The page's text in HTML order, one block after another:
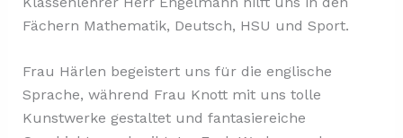
Fächern Mathematik, Deutsch, HSU und Sport.
Frau Härlen begeistert uns für die englische
Sprache, während Frau Knott mit uns tolle
Kunstwerke gestaltet und fantasiereiche